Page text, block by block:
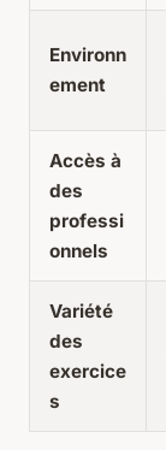
Environn
ement
Accès à
des
professi
onnels
Variété
des
exercice
s